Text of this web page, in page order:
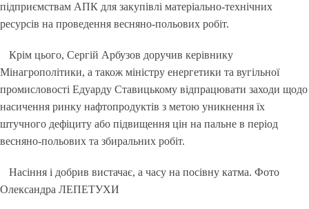
підприємствам АПК для закупівлі матеріально-технічних
ресурсів на проведення весняно-польових робіт.
Крім цього, Сергій Арбузов доручив керівнику
Мінагрополітики, а також міністру енергетики та вугільної
промисловості Едуарду Ставицькому відпрацювати заходи щодо
насичення ринку нафтопродуктів з метою уникнення їх
штучного дефіциту або підвищення цін на пальне в період
весняно-польових та збиральних робіт.
Насіння і добрив вистачає, а часу на посівну катма. Фото
Oлександра ЛЕПЕТУХИ